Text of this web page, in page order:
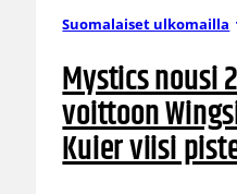
Suomalaiset ulkomailla
Mystics nousi
voittoon
Kuier viisi